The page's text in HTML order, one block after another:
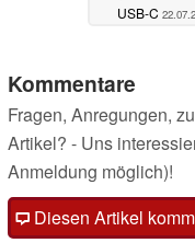
USB-C
Kommentare
Fragen, Anregungen,
Artikel? - Uns
Anmeldung möglich)!
Diesen Artikel